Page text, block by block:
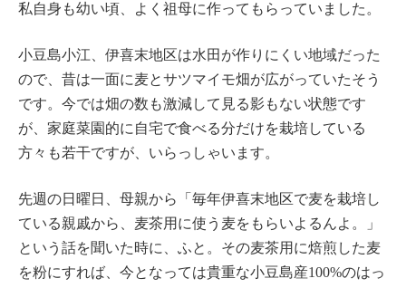
私自身も幼い頃、よく祖母に作ってもらっていました。
小豆島小江、伊喜末地区は水田が作りにくい地域だった
ので、昔は一面に麦とサツマイモ畑が広がっていたそう
です。今では畑の数も激減して見る影もない状態です
が、家庭菜園的に自宅で食べる分だけを栽培している
方々も若干ですが、いらっしゃいます。
先週の日曜日、母親から「毎年伊喜末地区で麦を栽培し
ている親戚から、麦茶用に使う麦をもらいよるんよ。」
という話を聞いた時に、ふと。その麦茶用に焙煎した麦
を粉にすれば、今となっては貴重な小豆島産100%のはっ